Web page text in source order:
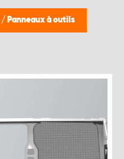
/ Panneaux à outils